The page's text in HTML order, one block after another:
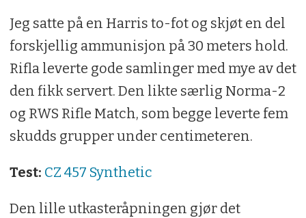
Jeg satte på en Harris to-fot og skjøt en del
forskjellig ammunisjon på 30 meters hold.
Rifla leverte gode samlinger med mye av det
den fikk servert. Den likte særlig Norma-2
og RWS Rifle Match, som begge leverte fem
skudds grupper under centimeteren.
Test: CZ 457 Synthetic
Den lille utkasteråpningen gjør det